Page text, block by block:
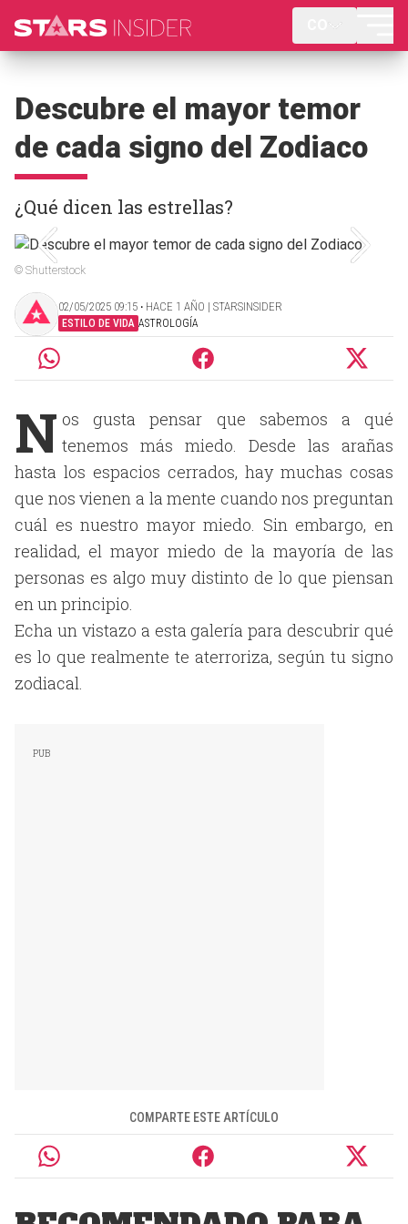
Descubre el mayor temor
de cada signo del Zodiaco
¿Qué dicen las estrellas?
© Shutterstock
02/05/2025 09:15 ‧ HACE 1 AÑO | STARSINSIDER
ESTILO DE VIDA ASTROLOGÍA
N os gusta pensar que sabemos a qué
tenemos más miedo. Desde las arañas
hasta los espacios cerrados, hay muchas cosas
que nos vienen a la mente cuando nos preguntan
cuál es nuestro mayor miedo. Sin embargo, en
realidad, el mayor miedo de la mayoría de las
personas es algo muy distinto de lo que piensan
en un principio.
Echa un vistazo a esta galería para descubrir qué
es lo que realmente te aterroriza, según tu signo
zodiacal.
COMPARTE ESTE ARTÍCULO